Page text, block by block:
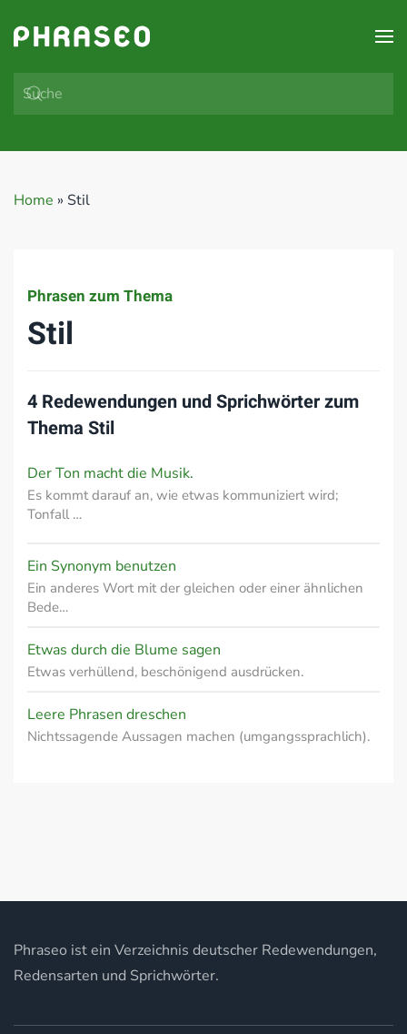
Zum Hauptinhalt springen
Home » Stil
Phrasen zum Thema
Stil
4 Redewendungen und Sprichwörter zum
Thema Stil
Der Ton macht die Musik.
Es kommt darauf an, wie etwas kommuniziert wird;
Tonfall …
Ein Synonym benutzen
Ein anderes Wort mit der gleichen oder einer ähnlichen
Bede…
Etwas durch die Blume sagen
Etwas verhüllend, beschönigend ausdrücken.
Leere Phrasen dreschen
Nichtssagende Aussagen machen (umgangssprachlich).
Phraseo ist ein Verzeichnis deutscher Redewendungen,
Redensarten und Sprichwörter.